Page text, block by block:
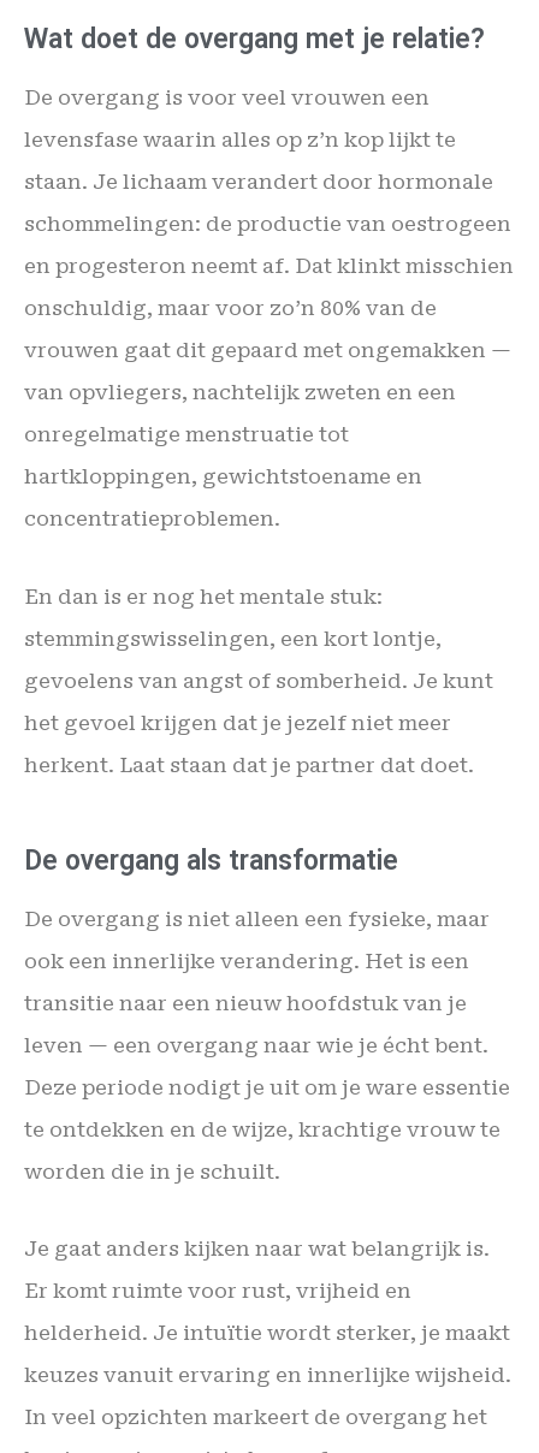
Wat doet de overgang met je relatie?
De overgang is voor veel vrouwen een
levensfase waarin alles op z’n kop lijkt te
staan. Je lichaam verandert door hormonale
schommelingen: de productie van oestrogeen
en progesteron neemt af. Dat klinkt misschien
onschuldig, maar voor zo’n 80% van de
vrouwen gaat dit gepaard met ongemakken —
van opvliegers, nachtelijk zweten en een
onregelmatige menstruatie tot
hartkloppingen, gewichtstoename en
concentratieproblemen.
En dan is er nog het mentale stuk:
stemmingswisselingen, een kort lontje,
gevoelens van angst of somberheid. Je kunt
het gevoel krijgen dat je jezelf niet meer
herkent. Laat staan dat je partner dat doet.
De overgang als transformatie
De overgang is niet alleen een fysieke, maar
ook een innerlijke verandering. Het is een
transitie naar een nieuw hoofdstuk van je
leven — een overgang naar wie je écht bent.
Deze periode nodigt je uit om je ware essentie
te ontdekken en de wijze, krachtige vrouw te
worden die in je schuilt.
Je gaat anders kijken naar wat belangrijk is.
Er komt ruimte voor rust, vrijheid en
helderheid. Je intuïtie wordt sterker, je maakt
keuzes vanuit ervaring en innerlijke wijsheid.
In veel opzichten markeert de overgang het